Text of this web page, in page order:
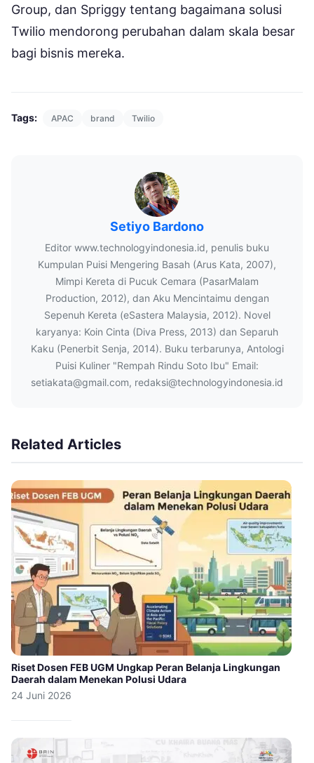
Group, dan Spriggy tentang bagaimana solusi
Twilio mendorong perubahan dalam skala besar
bagi bisnis mereka.
Tags: APAC brand Twilio
Setiyo Bardono
Editor www.technologyindonesia.id, penulis buku
Kumpulan Puisi Mengering Basah (Arus Kata, 2007),
Mimpi Kereta di Pucuk Cemara (PasarMalam
Production, 2012), dan Aku Mencintaimu dengan
Sepenuh Kereta (eSastera Malaysia, 2012). Novel
karyanya: Koin Cinta (Diva Press, 2013) dan Separuh
Kaku (Penerbit Senja, 2014). Buku terbarunya, Antologi
Puisi Kuliner "Rempah Rindu Soto Ibu" Email:
setiakata@gmail.com, redaksi@technologyindonesia.id
Related Articles
Riset Dosen FEB UGM Ungkap Peran Belanja Lingkungan
Daerah dalam Menekan Polusi Udara
24 Juni 2026